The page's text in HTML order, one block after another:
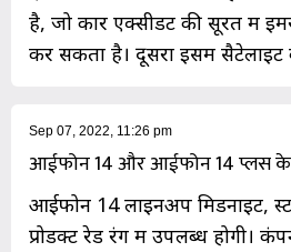
है, जो कार एक्सीडेंट की सूरत में
कर सकता है। दूसरा इसमें सैटेलाइट
Sep 07, 2022, 11:26 pm
आईफोन 14 और आईफोन 14 प्लस के
आईफोन 14 लाइनअप मिडनाइट,
प्रोडक्ट रेड रंग में उपलब्ध होगी।